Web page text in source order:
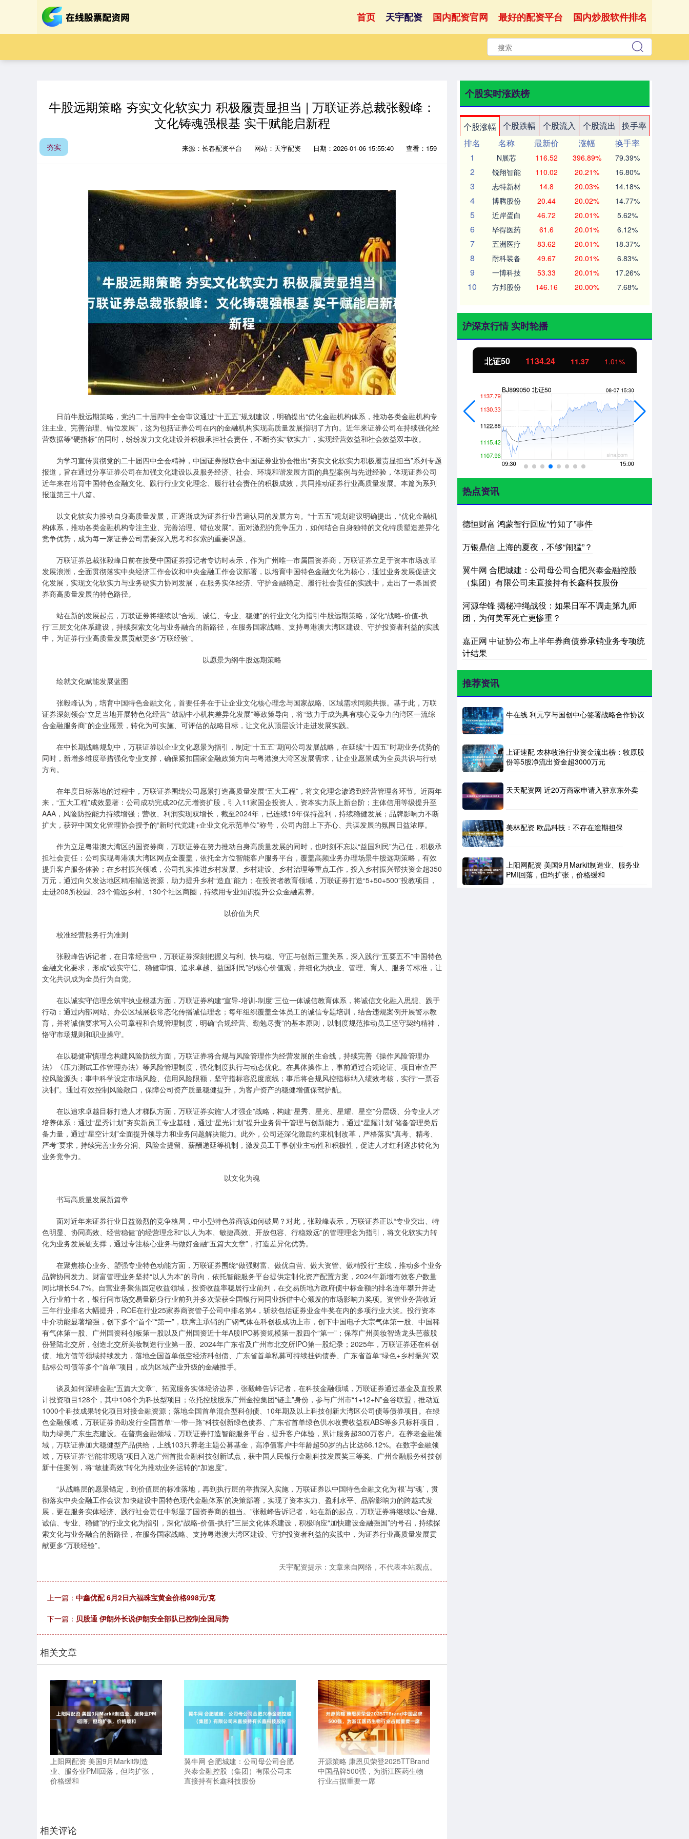
首页 天宇配资 国内配资官网 最好的配资平台 国内炒股软件排名
牛股远期策略 夯实文化软实力 积极履责显担当 | 万联证券总裁张毅峰：
文化铸魂强根基 实干赋能启新程
夯实 来源：长春配资平台 网站：天宇配资 日期：2026-01-06 15:55:40 查看：159
日前牛股远期策略，党的二十届四中全会审议通过“十五五”规划建议，明确提出“优化金融机构体系，推动各类金融机构专
注主业、完善治理、错位发展”，这为包括证券公司在内的金融机构实现高质量发展指明了方向。近年来证券公司在持续强化经
营数据等“硬指标”的同时，纷纷发力文化建设并积极承担社会责任，不断夯实“软实力”，实现经营效益和社会效益双丰收。
为学习宣传贯彻党的二十届四中全会精神，中国证券报联合中国证券业协会推出“夯实文化软实力积极履责显担当”系列专题
报道，旨在通过分享证券公司在加强文化建设以及服务经济、社会、环境和谐发展方面的典型案例与先进经验，体现证券公司
近年来在培育中国特色金融文化、践行行业文化理念、履行社会责任的积极成效，共同推动证券行业高质量发展。本篇为系列
报道第三十八篇。
以文化软实力推动自身高质量发展，正逐渐成为证券行业普遍认同的发展方向。“十五五”规划建议明确提出，“优化金融机
构体系，推动各类金融机构专注主业、完善治理、错位发展”。面对激烈的竞争压力，如何结合自身独特的文化特质塑造差异化
竞争优势，成为每一家证券公司需要深入思考和探索的重要课题。
万联证券总裁张毅峰日前在接受中国证券报记者专访时表示，作为广州唯一市属国资券商，万联证券立足于资本市场改革
发展浪潮，全面贯彻落实中央经济工作会议和中央金融工作会议部署，以培育中国特色金融文化为核心，通过业务发展促进文
化发展，实现文化软实力与业务硬实力协同发展，在服务实体经济、守护金融稳定、履行社会责任的实践中，走出了一条国资
券商高质量发展的特色路径。
站在新的发展起点，万联证券将继续以“合规、诚信、专业、稳健”的行业文化为指引牛股远期策略，深化“战略-价值-执
行”三层文化体系建设，持续探索文化与业务融合的新路径，在服务国家战略、支持粤港澳大湾区建设、守护投资者利益的实践
中，为证券行业高质量发展贡献更多“万联经验”。
以愿景为纲牛股远期策略
绘就文化赋能发展蓝图
张毅峰认为，培育中国特色金融文化，首要任务在于让企业文化核心理念与国家战略、区域需求同频共振。基于此，万联
证券深刻领会“立足当地开展特色化经营”“鼓励中小机构差异化发展”等政策导向，将“致力于成为具有核心竞争力的湾区一流综
合金融服务商”的企业愿景，转化为可实施、可评估的战略目标，让文化从顶层设计走进发展实践。
在中长期战略规划中，万联证券以企业文化愿景为指引，制定“十五五”期间公司发展战略，在延续“十四五”时期业务优势的
同时，新增多维度举措强化专业支撑，确保紧扣国家金融政策方向与粤港澳大湾区发展需求，让企业愿景成为全员共识与行动
方向。
在年度目标落地的过程中，万联证券围绕公司愿景打造高质量发展“五大工程”，将文化理念渗透到经营管理各环节。近两年
来，“五大工程”成效显著：公司成功完成20亿元增资扩股，引入11家国企投资人，资本实力跃上新台阶；主体信用等级提升至
AAA，风险防控能力持续增强；营收、利润实现双增长，截至2024年，已连续19年保持盈利，持续稳健发展；品牌影响力不断
扩大，获评中国文化管理协会授予的“新时代党建+企业文化示范单位”称号，公司内部上下齐心、共谋发展的氛围日益浓厚。
作为立足粤港澳大湾区的国资券商，万联证券在努力推动自身高质量发展的同时，也时刻不忘以“益国利民”为己任，积极承
担社会责任：公司实现粤港澳大湾区网点全覆盖，依托全方位智能客户服务平台，覆盖高频业务办理场景牛股远期策略，有效
提升客户服务体验；在乡村振兴领域，公司扎实推进乡村发展、乡村建设、乡村治理等重点工作，投入乡村振兴帮扶资金超350
万元，通过向欠发达地区精准输送资源，助力提升乡村“造血”能力；在投资者教育领域，万联证券打造“5+50+500”投教项目，
走进208所校园、23个偏远乡村、130个社区商圈，持续用专业知识提升公众金融素养。
以价值为尺
校准经营服务行为准则
张毅峰告诉记者，在日常经营中，万联证券深刻把握义与利、快与稳、守正与创新三重关系，深入践行“五要五不”中国特色
金融文化要求，形成“诚实守信、稳健审慎、追求卓越、益国利民”的核心价值观，并细化为执业、管理、育人、服务等标准，让
文化共识成为全员行为自觉。
在以诚实守信理念筑牢执业根基方面，万联证券构建“宣导-培训-制度”三位一体诚信教育体系，将诚信文化融入思想、践于
行动：通过内部网站、办公区域展板常态化传播诚信理念；每年组织覆盖全体员工的诚信专题培训，结合违规案例开展警示教
育，并将诚信要求写入公司章程和合规管理制度，明确“合规经营、勤勉尽责”的基本原则，以制度规范推动员工坚守契约精神，
恪守市场规则和职业操守。
在以稳健审慎理念构建风险防线方面，万联证券将合规与风险管理作为经营发展的生命线，持续完善《操作风险管理办
法》《压力测试工作管理办法》等风险管理制度，强化制度执行与动态优化。在具体操作上，事前通过合规论证、项目审查严
控风险源头；事中科学设定市场风险、信用风险限额，坚守指标容忍度底线；事后将合规风控指标纳入绩效考核，实行“一票否
决制”。通过有效控制风险敞口，保障公司资产质量稳健提升，为客户资产的稳健增值保驾护航。
在以追求卓越目标打造人才梯队方面，万联证券实施“人才强企”战略，构建“星秀、星光、星耀、星空”分层级、分专业人才
培养体系：通过“星秀计划”夯实新员工专业基础，通过“星光计划”提升业务骨干管理与创新能力，通过“星耀计划”储备管理类后
备力量，通过“星空计划”全面提升领导力和业务问题解决能力。此外，公司还深化激励约束机制改革，严格落实“真考、精考、
严考”要求，持续完善业务分润、风险金提留、薪酬递延等机制，激发员工干事创业主动性和积极性，促进人才红利逐步转化为
业务竞争力。
以文化为魂
书写高质量发展新篇章
面对近年来证券行业日益激烈的竞争格局，中小型特色券商该如何破局？对此，张毅峰表示，万联证券正以“专业突出、特
色明显、协同高效、经营稳健”的经营理念和“以人为本、敏捷高效、开放包容、行稳致远”的管理理念为指引，将文化软实力转
化为业务发展硬支撑，通过专注核心业务与做好金融“五篇大文章”，打造差异化优势。
在聚焦核心业务、塑强专业特色动能方面，万联证券围绕“做强财富、做优自营、做大资管、做精投行”主线，推动多个业务
品牌协同发力。财富管理业务坚持“以人为本”的导向，依托智能服务平台提供定制化资产配置方案，2024年新增有效客户数量
同比增长54.7%。自营业务聚焦固定收益领域，投资收益率稳居行业前列，在交易所地方政府债中标金额的排名连年攀升并进
入行业前十名，银行间市场交易量跻身行业前列并多次荣获全国银行间同业拆借中心颁发的市场影响力奖项。资管业务营收近
三年行业排名大幅提升，ROE在行业25家券商资管子公司中排名第4，斩获包括证券业金牛奖在内的多项行业大奖。投行资本
中介功能显著增强，创下多个“首个”“第一”，联席主承销的广钢气体在科创板成功上市，创下中国电子大宗气体第一股、中国稀
有气体第一股、广州国资科创板第一股以及广州国资近十年A股IPO募资规模第一股四个“第一”；保荐广州美妆智造龙头芭薇股
份登陆北交所，创造北交所美妆制造行业第一股、2024年广东省及广州市北交所IPO第一股纪录；2025年，万联证券还在科创
债、地方债等领域持续发力，落地全国首单低空经济科创债、广东省首单私募可持续挂钩债券、广东省首单“绿色+乡村振兴”双
贴标公司债等多个“首单”项目，成为区域产业升级的金融推手。
谈及如何深耕金融“五篇大文章”、拓宽服务实体经济边界，张毅峰告诉记者，在科技金融领域，万联证券通过基金及直投累
计投资项目128个，其中106个为科技型项目；依托控股股东广州金控集团“链主”身份，参与广州市“1+12+N”金谷联盟，推动近
1000个科技成果转化项目对接金融资源；落地全国首单混合型科创债、10年期及以上科技创新大湾区公司债等债券项目。在绿
色金融领域，万联证券协助发行全国首单“一带一路”科技创新绿色债券、广东省首单绿色供水收费收益权ABS等多只标杆项目，
助力绿美广东生态建设。在普惠金融领域，万联证券打造智能服务平台，提升客户体验，累计服务超300万客户。在养老金融领
域，万联证券加大稳健型产品供给，上线103只养老主题公募基金，高净值客户中年龄超50岁的占比达66.12%。在数字金融领
域，万联证券“智能非现场”项目入选广州首批金融科技创新试点，获中国人民银行金融科技发展奖三等奖、广州金融服务科技创
新十佳案例，将“敏捷高效”转化为推动业务运转的“加速度”。
“从战略层的愿景锚定，到价值层的标准落地，再到执行层的举措深入实施，万联证券以中国特色金融文化为‘根’与‘魂’，贯
彻落实中央金融工作会议‘加快建设中国特色现代金融体系’的决策部署，实现了资本实力、盈利水平、品牌影响力的跨越式发
展，更在服务实体经济、践行社会责任中彰显了国资券商的担当。”张毅峰告诉记者，站在新的起点，万联证券将继续以“合规、
诚信、专业、稳健”的行业文化为指引，深化“战略-价值-执行”三层文化体系建设，积极响应“加快建设金融强国”的号召，持续探
索文化与业务融合的新路径，在服务国家战略、支持粤港澳大湾区建设、守护投资者利益的实践中，为证券行业高质量发展贡
献更多“万联经验”。
天宇配资提示：文章来自网络，不代表本站观点。
上一篇： 中鑫优配 6月2日六福珠宝黄金价格998元/克
下一篇： 贝股通 伊朗外长说伊朗安全部队已控制全国局势
相关文章
上阳网配资 美国9月Markit制造
业、服务业PMI回落，但均扩张，
价格缓和
翼牛网 合肥城建：公司母公司合肥
兴泰金融控股（集团）有限公司未
直接持有长鑫科技股份
开源策略 康恩贝荣登2025TTBrand
中国品牌500强，为浙江医药生物
行业占据重要一席
相关评论
个股实时涨跌榜
个股涨幅 个股跌幅 个股流入 个股流出
换手率
排名
名称 最新价 涨幅
换手率
1
N展芯 116.52 396.89% 79.39%
2 锐翔智能 110.02 20.21% 16.80%
3 志特新材 14.8 20.03% 14.18%
4 博腾股份 20.44 20.02% 14.77%
5 近岸蛋白 46.72 20.01% 5.62%
6 毕得医药 61.6 20.01% 6.12%
7 五洲医疗 83.62 20.01% 18.37%
8 耐科装备 49.67 20.01% 6.83%
9 一博科技 53.33 20.01% 17.26%
10 方邦股份 146.16 20.00% 7.68%
沪深京行情 实时轮播
14311.01 200.89 1.42% 沪深300 4694.44 43.13 北证50 1134.24 11.37 1.01%
热点资讯
德恒财富 鸿蒙智行回应“竹知了”事件
万银鼎信 上海的夏夜，不够“闹猛”？
翼牛网 合肥城建：公司母公司合肥兴泰金融控股
（集团）有限公司未直接持有长鑫科技股份
河源华锋 揭秘冲绳战役：如果日军不调走第九师
团，为何美军死亡更惨重？
嘉正网 中证协公布上半年券商债券承销业务专项统
计结果
推荐资讯
牛在线 利元亨与国创中心签署战略合作协议
上证速配 农林牧渔行业资金流出榜：牧原股
份等5股净流出资金超3000万元
天天配资网 近20万商家申请入驻京东外卖
美林配资 欧晶科技：不存在逾期担保
上阳网配资 美国9月Markit制造业、服务业
PMI回落，但均扩张，价格缓和